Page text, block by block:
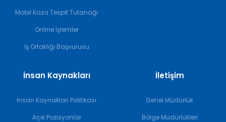
Mobil Kaza Tespit Tutanağı
Online İşlemler
İş Ortaklığı Başvurusu
İnsan Kaynakları
İnsan Kaynakları Politikası
Açık Pozisyonlar
İletişim
Genel Müdürlük
Bölge Müdürlükleri